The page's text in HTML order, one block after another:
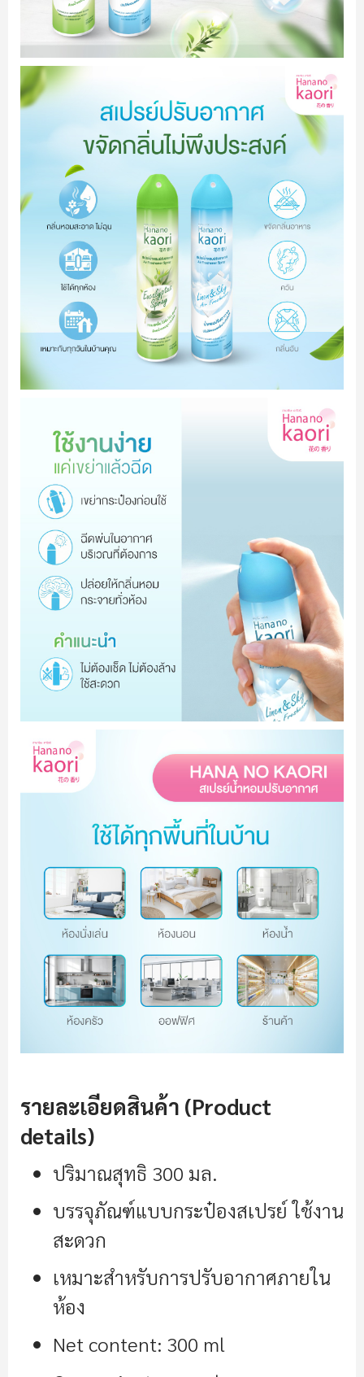
รายละเอียดสินค้า (Product
details)
ปริมาณสุทธิ 300 มล.
บรรจุภัณฑ์แบบกระป๋องสเปรย์ ใช้งาน
สะดวก
เหมาะสำหรับการปรับอากาศภายใน
ห้อง
Net content: 300 ml